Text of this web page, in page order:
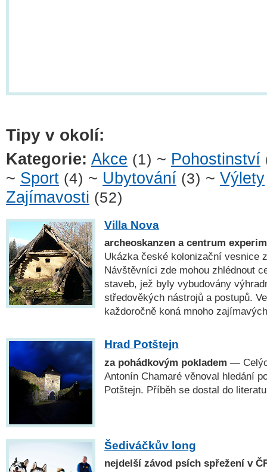
Tipy v okolí:
Kategorie: Akce (1) ~ Pohostinství
~ Sport (4) ~ Ubytování (3) ~ Výlety
Zajímavosti (52)
Villa Nova
archeoskanzen a centrum
Ukázka české kolonizační vesnice
Návštěvníci zde mohou zhlédnout
staveb, jež byly vybudovány
středověkých nástrojů a postupů.
každoročně koná mnoho
Hrad Potštejn
za pohádkovým pokladem —
Antonín Chamaré věnoval hledání
Potštejn. Příběh se dostal do
Šediváčkův long
nejdelší závod psích spřežení v